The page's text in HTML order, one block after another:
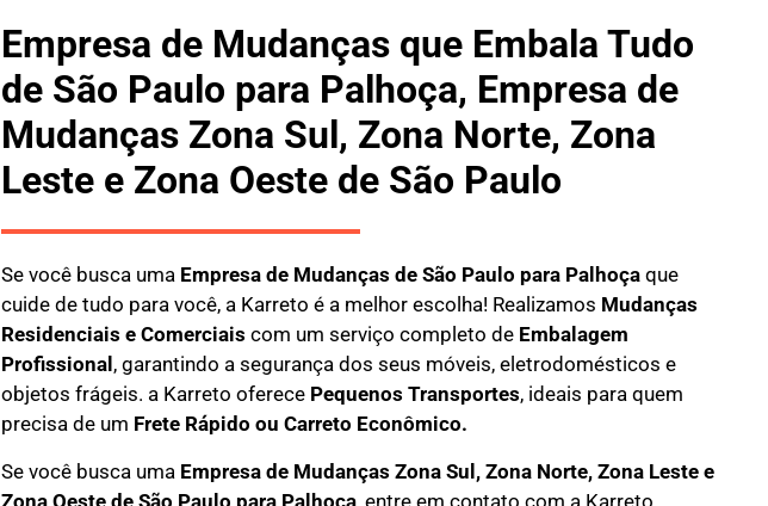
Empresa de Mudanças que Embala Tudo
de São Paulo para Palhoça, Empresa de
Mudanças Zona Sul, Zona Norte, Zona
Leste e Zona Oeste de São Paulo
Se você busca umaEmpresa de Mudanças de São Paulo para Palhoçaque
cuide de tudo para você, a Karreto é a melhor escolha! Realizamos Mudanças
Residenciais e Comerciais com um serviço completo de Embalagem
Profissional , garantindo a segurança dos seus móveis, eletrodomésticos e
objetos frágeis. a Karreto oferece Pequenos Transportes, ideais para quem
precisa de um Frete Rápido ou Carreto Econômico.
Se você busca uma Empresa de Mudanças Zona Sul, Zona Norte, Zona Leste e
Zona Oeste de São Paulo para Palhoça, entre em contato com a Karreto.